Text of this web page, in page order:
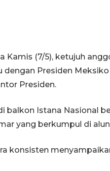
Kamis (7/5), ketujuh
Presiden
Presiden.
balkon Istana Nasional
yang berkumpul di
konsisten